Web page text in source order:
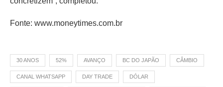
Fonte: www.moneytimes.com.br
30 ANOS 52% AVANÇO BC DO JAPÃO CÂMBIO
CANAL WHATSAPP DAY TRADE DÓLAR